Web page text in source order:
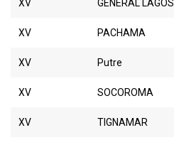
XV GENERAL LAGOS
XV PACHAMA
XV Putre
XV SOCOROMA
XV TIGNAMAR